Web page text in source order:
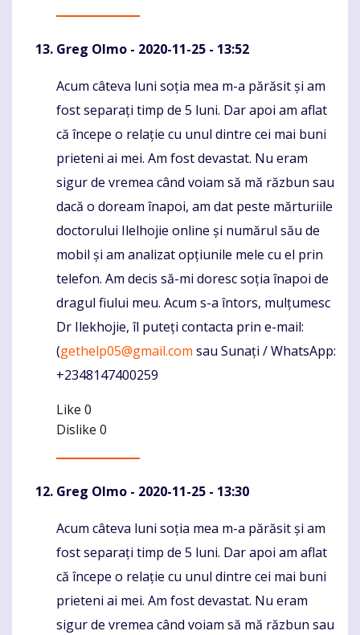
Greg Olmo - 2020-11-25 - 13:52
Komentaras
Acum câteva luni soția mea m-a părăsit și am
fost separați timp de 5 luni. Dar apoi am aflat
că începe o relație cu unul dintre cei mai buni
prieteni ai mei. Am fost devastat. Nu eram
sigur de vremea când voiam să mă răzbun sau
dacă o doream înapoi, am dat peste mărturiile
doctorului Ilelhojie online și numărul său de
mobil și am analizat opțiunile mele cu el prin
telefon. Am decis să-mi doresc soția înapoi de
dragul fiului meu. Acum s-a întors, mulțumesc
Dr Ilekhojie, îl puteți contacta prin e-mail:
(gethelp05@gmail.com sau Sunați / WhatsApp:
+2348147400259
Like 0
Dislike 0
Greg Olmo - 2020-11-25 - 13:30
Komentaras
Acum câteva luni soția mea m-a părăsit și am
fost separați timp de 5 luni. Dar apoi am aflat
că începe o relație cu unul dintre cei mai buni
prieteni ai mei. Am fost devastat. Nu eram
sigur de vremea când voiam să mă răzbun sau